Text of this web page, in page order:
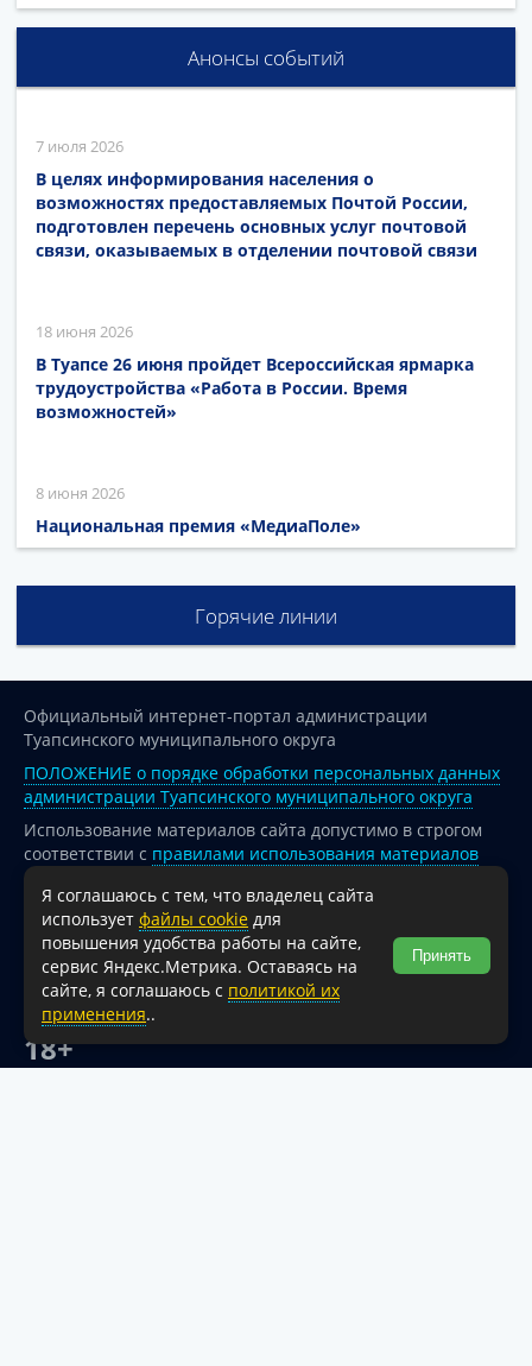
Анонсы событий
7 июля 2026
В целях информирования населения о
возможностях предоставляемых Почтой России,
подготовлен перечень основных услуг почтовой
связи, оказываемых в отделении почтовой связи
18 июня 2026
В Туапсе 26 июня пройдет Всероссийская ярмарка
трудоустройства «Работа в России. Время
возможностей»
8 июня 2026
Национальная премия «МедиаПоле»
Горячие линии
Официальный интернет-портал администрации
Туапсинского муниципального округа
ПОЛОЖЕНИЕ о порядке обработки персональных данных
администрации Туапсинского муниципального округа
Использование материалов сайта допустимо в строгом
соответствии с правилами использования материалов
опубликованных на сайте
При перепечатке и использовании информации ссылка
на источник обязательна.
Для сайтов и страниц сети Интернет обязательна
активная гиперссылка на официальный интернет-портал
администрации Туапсинского муниципального округа.
18+
Я соглашаюсь с тем, что владелец сайта
использует файлы cookie для
повышения удобства работы на сайте,
сервис Яндекс.Метрика. Оставаясь на
сайте, я соглашаюсь с политикой их
применения..
Принять